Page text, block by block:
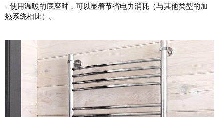
- 使用温暖的底座时，可以显着节省电力消耗（与其他类型的加
热系统相比）。